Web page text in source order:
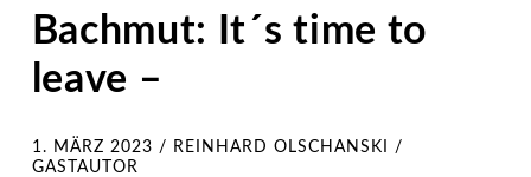
Bachmut: It´s time to
leave –
1. MÄRZ 2023 / REINHARD OLSCHANSKI /
GASTAUTOR